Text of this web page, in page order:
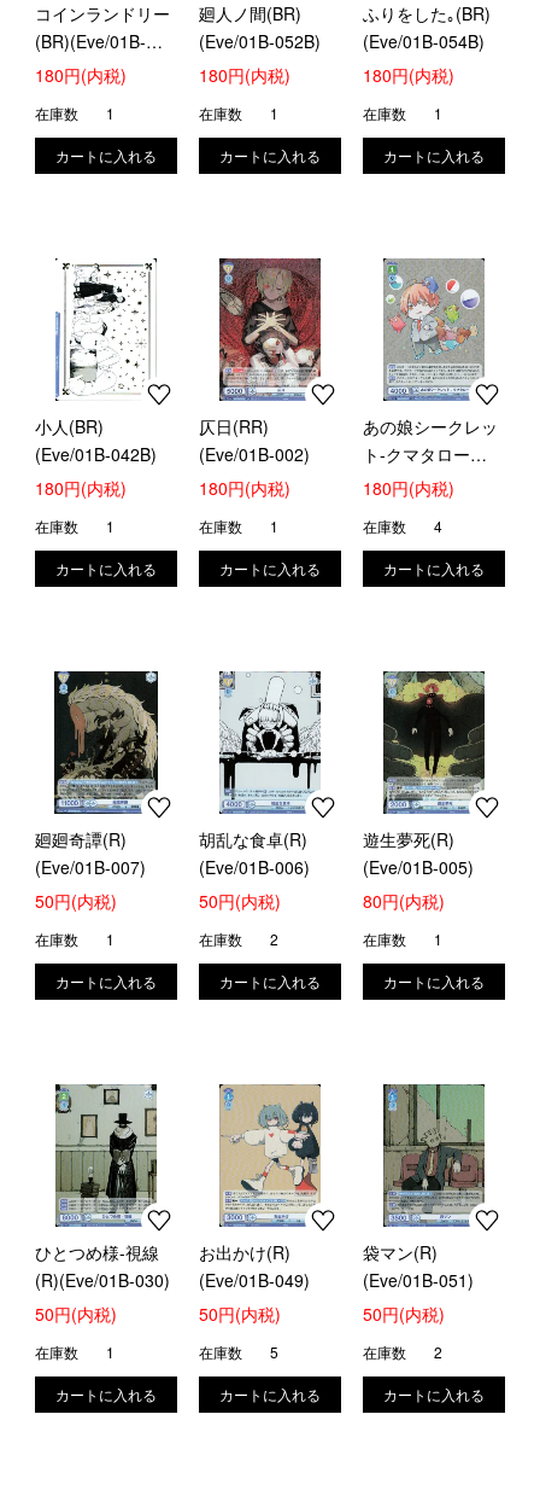
コインランドリー
(BR)(Eve/01B-
014B)
180円(内税)
在庫数 1
廻人ノ間(BR)
(Eve/01B-052B)
180円(内税)
在庫数 1
ふりをした｡(BR)
(Eve/01B-054B)
180円(内税)
在庫数 1
小人(BR)
(Eve/01B-042B)
180円(内税)
在庫数 1
仄日(RR)
(Eve/01B-002)
180円(内税)
在庫数 1
あの娘シークレッ
ト-クマタロー
(RR)(Eve/01B-
180円(内税)
在庫数 4
廻廻奇譚(R)
(Eve/01B-007)
50円(内税)
在庫数 1
胡乱な食卓(R)
(Eve/01B-006)
50円(内税)
在庫数 2
遊生夢死(R)
(Eve/01B-005)
80円(内税)
在庫数 1
ひとつめ様-視線
(R)(Eve/01B-030)
50円(内税)
在庫数 1
お出かけ(R)
(Eve/01B-049)
50円(内税)
在庫数 5
袋マン(R)
(Eve/01B-051)
50円(内税)
在庫数 2